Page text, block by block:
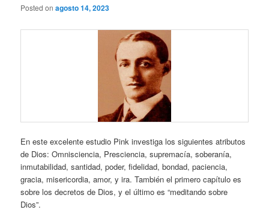
Posted onagosto 14, 2023
En este excelente estudio Pink investiga los siguientes atributos
de Dios: Omnisciencia, Presciencia, supremacía, soberanía,
inmutabilidad, santidad, poder, fidelidad, bondad, paciencia,
gracia, misericordia, amor, y ira. También el primero capítulo es
sobre los decretos de Dios, y el último es “meditando sobre
Dios”.